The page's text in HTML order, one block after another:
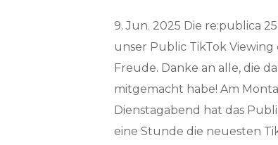
9. Jun. 2025 Die re:publica
unser Public TikTok
Freude. Danke an alle, die
mitgemacht habe! Am
Dienstagabend hat das
eine Stunde die neuesten